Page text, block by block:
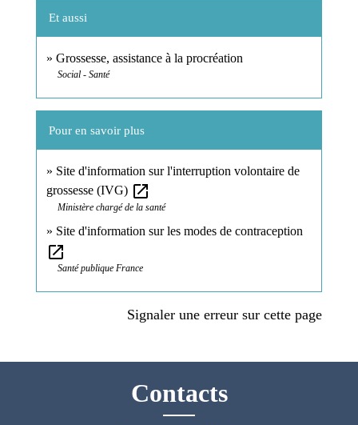
Et aussi
Grossesse, assistance à la procréation
Social - Santé
Pour en savoir plus
Site d'information sur l'interruption volontaire de
grossesse (IVG) open_in_new
Ministère chargé de la santé
Site d'information sur les modes de contraception
open_in_new
Santé publique France
Signaler une erreur sur cette page
Contacts